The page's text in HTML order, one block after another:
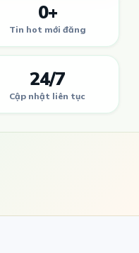
0+
Tin hot mới đăng
24/7
Cập nhật liên tục